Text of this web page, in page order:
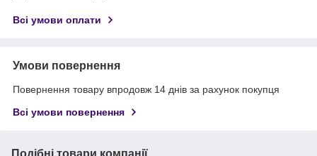
Всі умови оплати
Умови повернення
Повернення товару впродовж 14 днів за рахунок покупця
Всі умови повернення
Подібні товари компанії